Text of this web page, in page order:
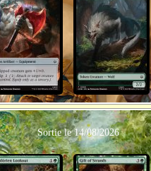
Sortie le 14/08/2026